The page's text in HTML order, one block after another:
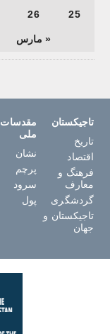
« مارس
25
26
تاجیکستان
تاریخ
اقتصاد
فرهنگ و
معارف
گردشگری
تاجیکستان و
جهان
مقدسات
ملی
نشان
پرچم
سرود
پول